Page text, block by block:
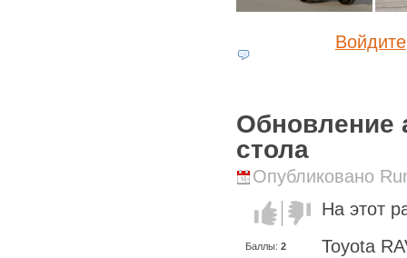
Войдите
Обновление
стола
Опубликовано
Голос за!Голос
против!
Баллы: 2
На этот
Toyota